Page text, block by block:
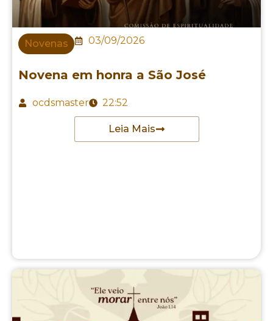
Novenas 03/09/2026
Novena em honra a São José
ocdsmaster 22:52
Leia Mais